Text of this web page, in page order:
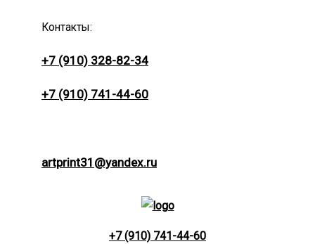
Контакты:
+7 (910) 328-82-34
+7 (910) 741-44-60
artprint31@yandex.ru
+7 (910) 741-44-60